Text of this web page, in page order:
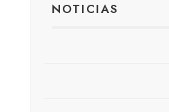
NOTICIAS